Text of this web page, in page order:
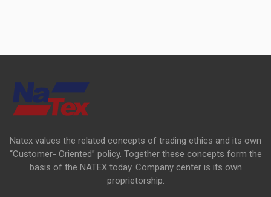
Natex values the related concepts of trading ethics and its own
“Customer- Oriented” policy. Together these concepts form the
basis of the NATEX today. Company center is its own
proprietorship.